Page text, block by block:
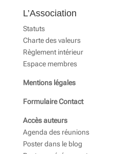
L’Association
Statuts
Charte des valeurs
Règlement intérieur
Espace membres
Mentions légales
Formulaire Contact
Accès auteurs
Agenda des réunions
Poster dans le blog